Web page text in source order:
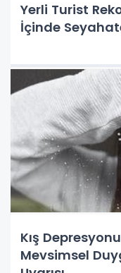
Yerli Turist
İçinde
Kış
Mevsimsel